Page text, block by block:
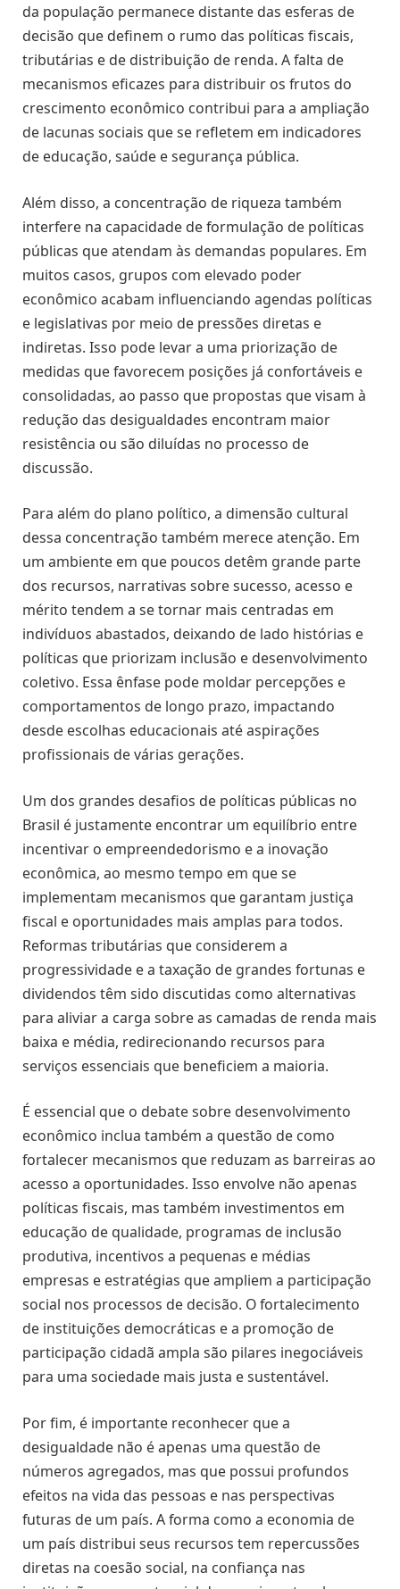
da população permanece distante das esferas de
decisão que definem o rumo das políticas fiscais,
tributárias e de distribuição de renda. A falta de
mecanismos eficazes para distribuir os frutos do
crescimento econômico contribui para a ampliação
de lacunas sociais que se refletem em indicadores
de educação, saúde e segurança pública.
Além disso, a concentração de riqueza também
interfere na capacidade de formulação de políticas
públicas que atendam às demandas populares. Em
muitos casos, grupos com elevado poder
econômico acabam influenciando agendas políticas
e legislativas por meio de pressões diretas e
indiretas. Isso pode levar a uma priorização de
medidas que favorecem posições já confortáveis e
consolidadas, ao passo que propostas que visam à
redução das desigualdades encontram maior
resistência ou são diluídas no processo de
discussão.
Para além do plano político, a dimensão cultural
dessa concentração também merece atenção. Em
um ambiente em que poucos detêm grande parte
dos recursos, narrativas sobre sucesso, acesso e
mérito tendem a se tornar mais centradas em
indivíduos abastados, deixando de lado histórias e
políticas que priorizam inclusão e desenvolvimento
coletivo. Essa ênfase pode moldar percepções e
comportamentos de longo prazo, impactando
desde escolhas educacionais até aspirações
profissionais de várias gerações.
Um dos grandes desafios de políticas públicas no
Brasil é justamente encontrar um equilíbrio entre
incentivar o empreendedorismo e a inovação
econômica, ao mesmo tempo em que se
implementam mecanismos que garantam justiça
fiscal e oportunidades mais amplas para todos.
Reformas tributárias que considerem a
progressividade e a taxação de grandes fortunas e
dividendos têm sido discutidas como alternativas
para aliviar a carga sobre as camadas de renda mais
baixa e média, redirecionando recursos para
serviços essenciais que beneficiem a maioria.
É essencial que o debate sobre desenvolvimento
econômico inclua também a questão de como
fortalecer mecanismos que reduzam as barreiras ao
acesso a oportunidades. Isso envolve não apenas
políticas fiscais, mas também investimentos em
educação de qualidade, programas de inclusão
produtiva, incentivos a pequenas e médias
empresas e estratégias que ampliem a participação
social nos processos de decisão. O fortalecimento
de instituições democráticas e a promoção de
participação cidadã ampla são pilares inegociáveis
para uma sociedade mais justa e sustentável.
Por fim, é importante reconhecer que a
desigualdade não é apenas uma questão de
números agregados, mas que possui profundos
efeitos na vida das pessoas e nas perspectivas
futuras de um país. A forma como a economia de
um país distribui seus recursos tem repercussões
diretas na coesão social, na confiança nas